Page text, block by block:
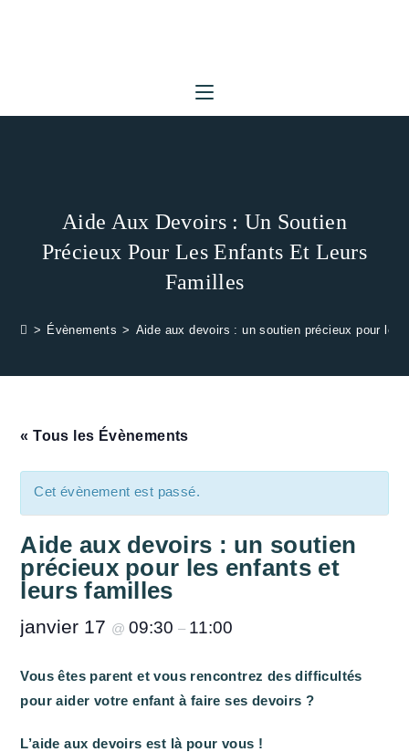
Aide Aux Devoirs : Un Soutien
Précieux Pour Les Enfants Et Leurs
Familles
> Évènements > Aide aux devoirs : un soutien précieux pour les
« Tous les Évènements
Cet évènement est passé.
Aide aux devoirs : un soutien
précieux pour les enfants et
leurs familles
janvier 17 @09:30– 11:00
Vous êtes parent et vous rencontrez des difficultés
pour aider votre enfant à faire ses devoirs ?
L’aide aux devoirs est là pour vous !